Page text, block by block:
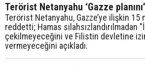
Terörist Netanyahu ‘Gazze
Terörist Netanyahu, Gazze’ye ilişkin 15
reddetti; Hamas silahsızlandırılmadan
çekilmeyeceğini ve Filistin devletine
vermeyeceğini açıkladı.